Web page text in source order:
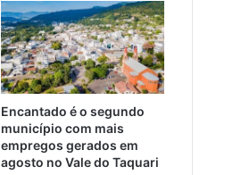
Encantado é o segundo
município com mais
empregos gerados em
agosto no Vale do Taquari